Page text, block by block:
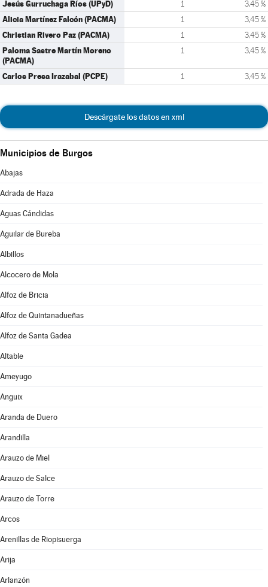
Jesús Gurruchaga Ríos (UPyD) 1 3,45 %
Alicia Martínez Falcón (PACMA) 1 3,45 %
Christian Rivero Paz (PACMA) 1 3,45 %
Paloma Sastre Martín Moreno
(PACMA)
1 3,45 %
Carlos Presa Irazabal (PCPE) 1 3,45 %
Descárgate los datos en xml
Municipios de Burgos
Abajas
Adrada de Haza
Aguas Cándidas
Aguilar de Bureba
Albillos
Alcocero de Mola
Alfoz de Bricia
Alfoz de Quintanadueñas
Alfoz de Santa Gadea
Altable
Ameyugo
Anguix
Aranda de Duero
Arandilla
Arauzo de Miel
Arauzo de Salce
Arauzo de Torre
Arcos
Arenillas de Riopisuerga
Arija
Arlanzón